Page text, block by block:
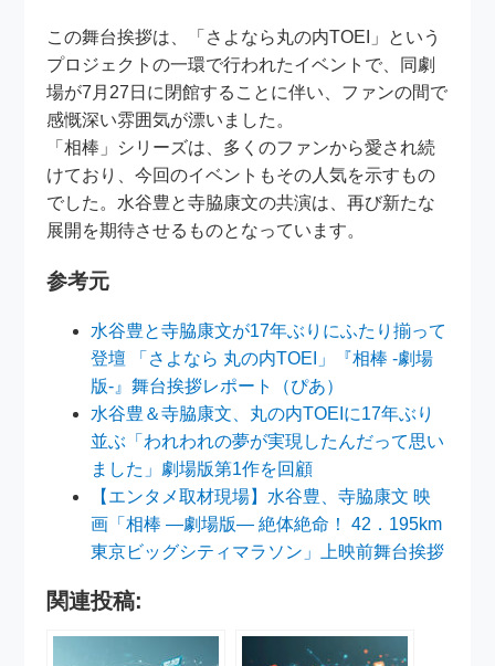
この舞台挨拶は、「さよなら丸の内TOEI」という
プロジェクトの一環で行われたイベントで、同劇
場が7月27日に閉館することに伴い、ファンの間で
感慨深い雰囲気が漂いました。
「相棒」シリーズは、多くのファンから愛され続
けており、今回のイベントもその人気を示すもの
でした。水谷豊と寺脇康文の共演は、再び新たな
展開を期待させるものとなっています。
参考元
水谷豊と寺脇康文が17年ぶりにふたり揃って
登壇 「さよなら 丸の内TOEI」『相棒 -劇場
版-』舞台挨拶レポート（ぴあ）
水谷豊＆寺脇康文、丸の内TOEIに17年ぶり
並ぶ「われわれの夢が実現したんだって思い
ました」劇場版第1作を回顧
【エンタメ取材現場】水谷豊、寺脇康文 映
画「相棒 ―劇場版― 絶体絶命！ 42．195km
東京ビッグシティマラソン」上映前舞台挨拶
関連投稿: